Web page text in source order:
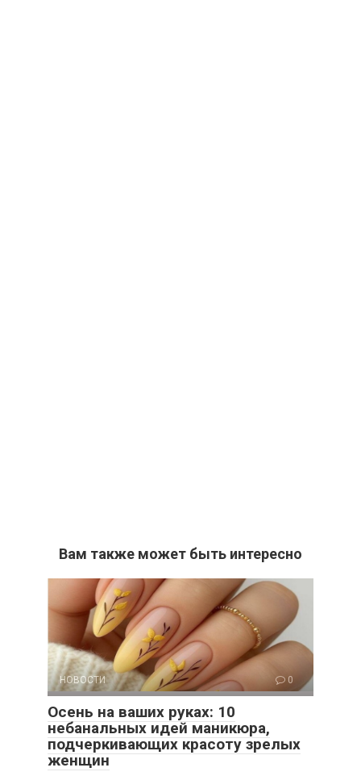
Вам также может быть интересно
НОВОСТИ 0
Осень на ваших руках: 10
небанальных идей маникюра,
подчеркивающих красоту зрелых
женщин